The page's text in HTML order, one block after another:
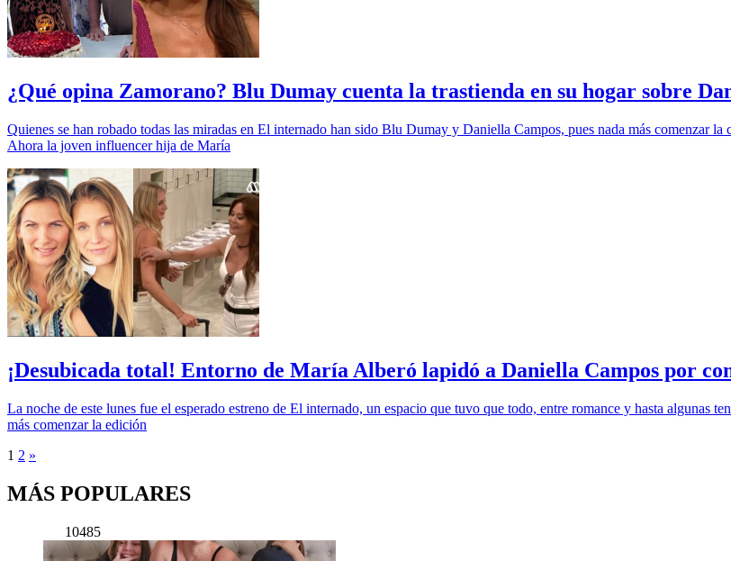
¿Qué opina Zamorano? Blu Dumay cuenta la trastienda en su hogar sobre
Quienes se han robado todas las miradas en El internado han sido Blu Dumay y Daniella Campos, pues nada más comenzar
Ahora la joven influencer hija de María
¡Desubicada total! Entorno de María Alberó lapidó a Daniella Campos por
La noche de este lunes fue el esperado estreno de El internado, un espacio que tuvo que todo, entre romance y hasta algunas
más comenzar la edición
1 2 »
MÁS POPULARES
10485